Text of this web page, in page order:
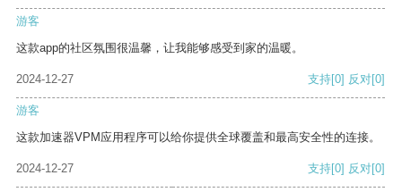
游客
这款app的社区氛围很温馨，让我能够感受到家的温暖。
2024-12-27 支持[0] 反对[0]
游客
这款加速器VPM应用程序可以给你提供全球覆盖和最高安全性的连接。
2024-12-27 支持[0] 反对[0]